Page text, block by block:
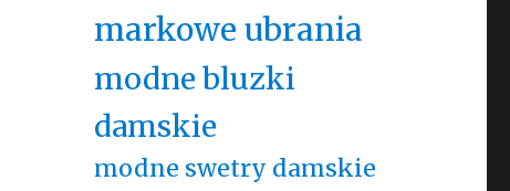
markowe ubrania
modne bluzki
damskie
modne swetry damskie